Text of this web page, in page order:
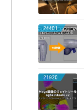
24401
21920